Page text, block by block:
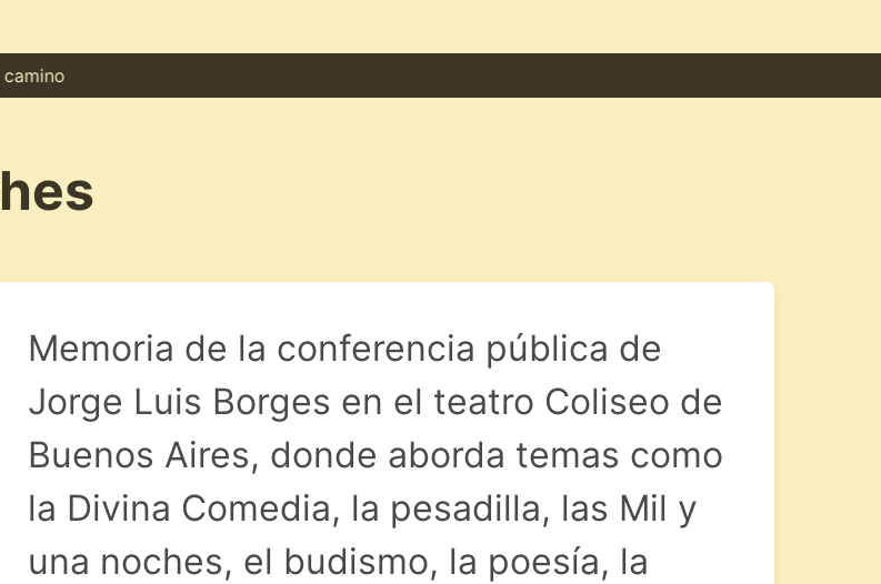
Memoria de la conferencia pública de
Jorge Luis Borges en el teatro Coliseo de
Buenos Aires, donde aborda temas como
la Divina Comedia, la pesadilla, las Mil y
una noches, el budismo, la poesía, la